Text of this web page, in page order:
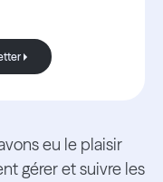
à la newsletter
eu le plaisir
gérer et suivre les